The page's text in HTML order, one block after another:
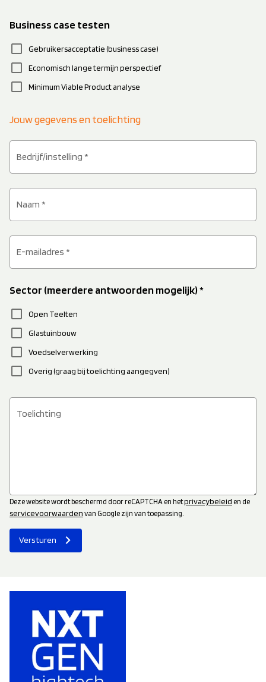
Business case testen
check_box_outline_blank Gebruikersacceptatie (business case)
check_box_outline_blank Economisch lange termijn perspectief
check_box_outline_blank Minimum Viable Product analyse
Jouw gegevens en toelichting
Bedrijf/instelling *
Naam *
E-mailadres *
Sector (meerdere antwoorden mogelijk) *
check_box_outline_blank Open Teelten
check_box_outline_blank Glastuinbouw
check_box_outline_blank Voedselverwerking
check_box_outline_blank Overig (graag bij toelichting aangegven)
Toelichting
Deze website wordt beschermd door reCAPTCHA en hetprivacybeleid en de
servicevoorwaarden van Google zijn van toepassing.
Versturen